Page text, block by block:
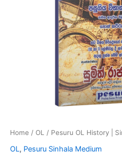
Home / OL / Pesuru OL History |
OL, Pesuru Sinhala Medium